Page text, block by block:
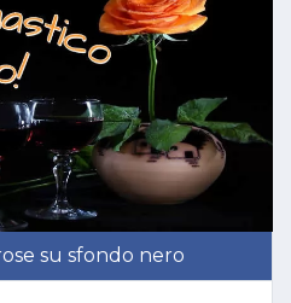
su sfondo nero